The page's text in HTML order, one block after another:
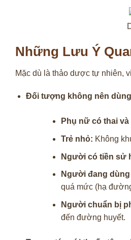
Những Lưu Ý
Mặc dù là thảo dược tự nhiên,
Đối tượng không nên
Phụ nữ có thai
Trẻ nhỏ: Không
Người có tiền sử
Người đang
quá mức (hạ
Người chuẩn bị
đến đường huyết.